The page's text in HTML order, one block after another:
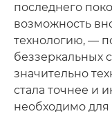
последнего
возможность
технологию, —
беззеркальных
значительно
стала точнее и
необходимо